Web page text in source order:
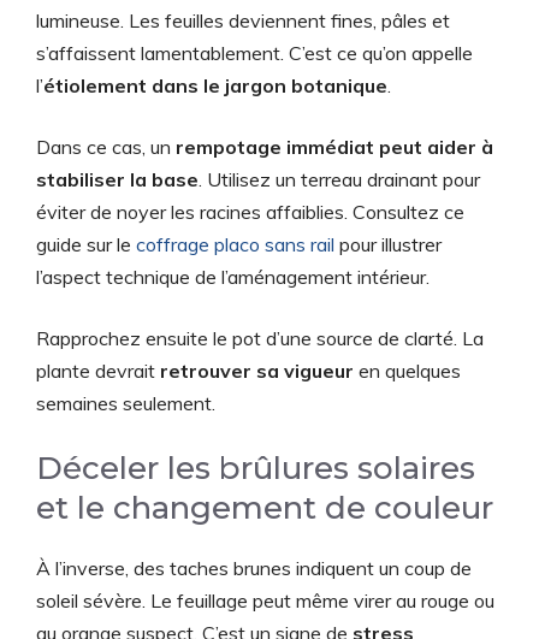
lumineuse. Les feuilles deviennent fines, pâles et
s’affaissent lamentablement. C’est ce qu’on appelle
l’étiolement dans le jargon botanique
Dans ce cas, un rempotage immédiat peut aider à
stabiliser la base . Utilisez un terreau drainant pour
éviter de noyer les racines affaiblies. Consultez ce
guide sur le coffrage placo sans rail pour illustrer
l’aspect technique de l’aménagement intérieur.
Rapprochez ensuite le pot d’une source de clarté. La
plante devrait retrouver sa vigueur en quelques
semaines seulement.
Déceler les brûlures solaires
et le changement de couleur
À l’inverse, des taches brunes indiquent un coup de
soleil sévère. Le feuillage peut même virer au rouge ou
au orange suspect. C’est un signe de stress